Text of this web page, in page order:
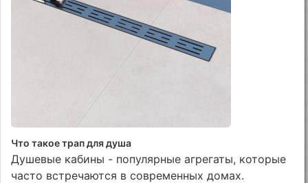
Что такое трап для душа
Душевые кабины - популярные агрегаты, которые
часто встречаются в современных домах.